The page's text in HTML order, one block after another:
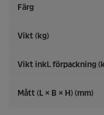
Färg
Vikt (kg)
Vikt inkl. förpackning
Mått (L × B × H) (mm)